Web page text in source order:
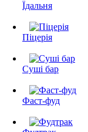
Їдальня
Піцерія
Суші бар
Фаст-фуд